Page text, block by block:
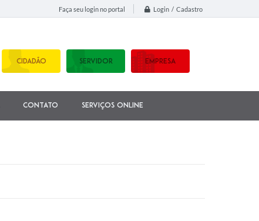
Faça seu login no portal Login / Cadastro
CIDADÃO SERVIDOR EMPRESA
Contato Serviços Online